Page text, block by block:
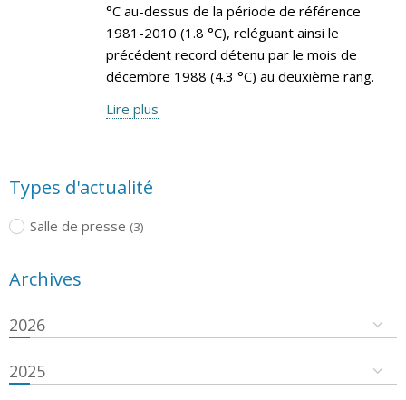
°C au-dessus de la période de référence
1981-2010 (1.8 °C), reléguant ainsi le
précédent record détenu par le mois de
décembre 1988 (4.3 °C) au deuxième rang.
Lire plus
Types d'actualité
Salle de presse (3)
Archives
2026
2025